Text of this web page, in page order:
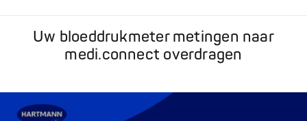
Uw bloeddrukmeter metingen naar
medi.connect overdragen